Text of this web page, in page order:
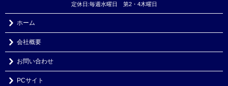
定休日:毎週水曜日 第2・4木曜日
ホーム
会社概要
お問い合わせ
PCサイト